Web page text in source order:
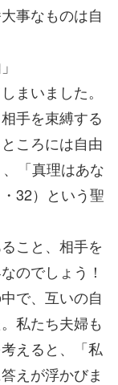
事なものは自
まいました。
手を束縛する
ころには自由
「真理はあな
32）という聖
こと、相手を
のでしょう！
で、互いの自
私たち夫婦も
えると、「私
えが浮かびま